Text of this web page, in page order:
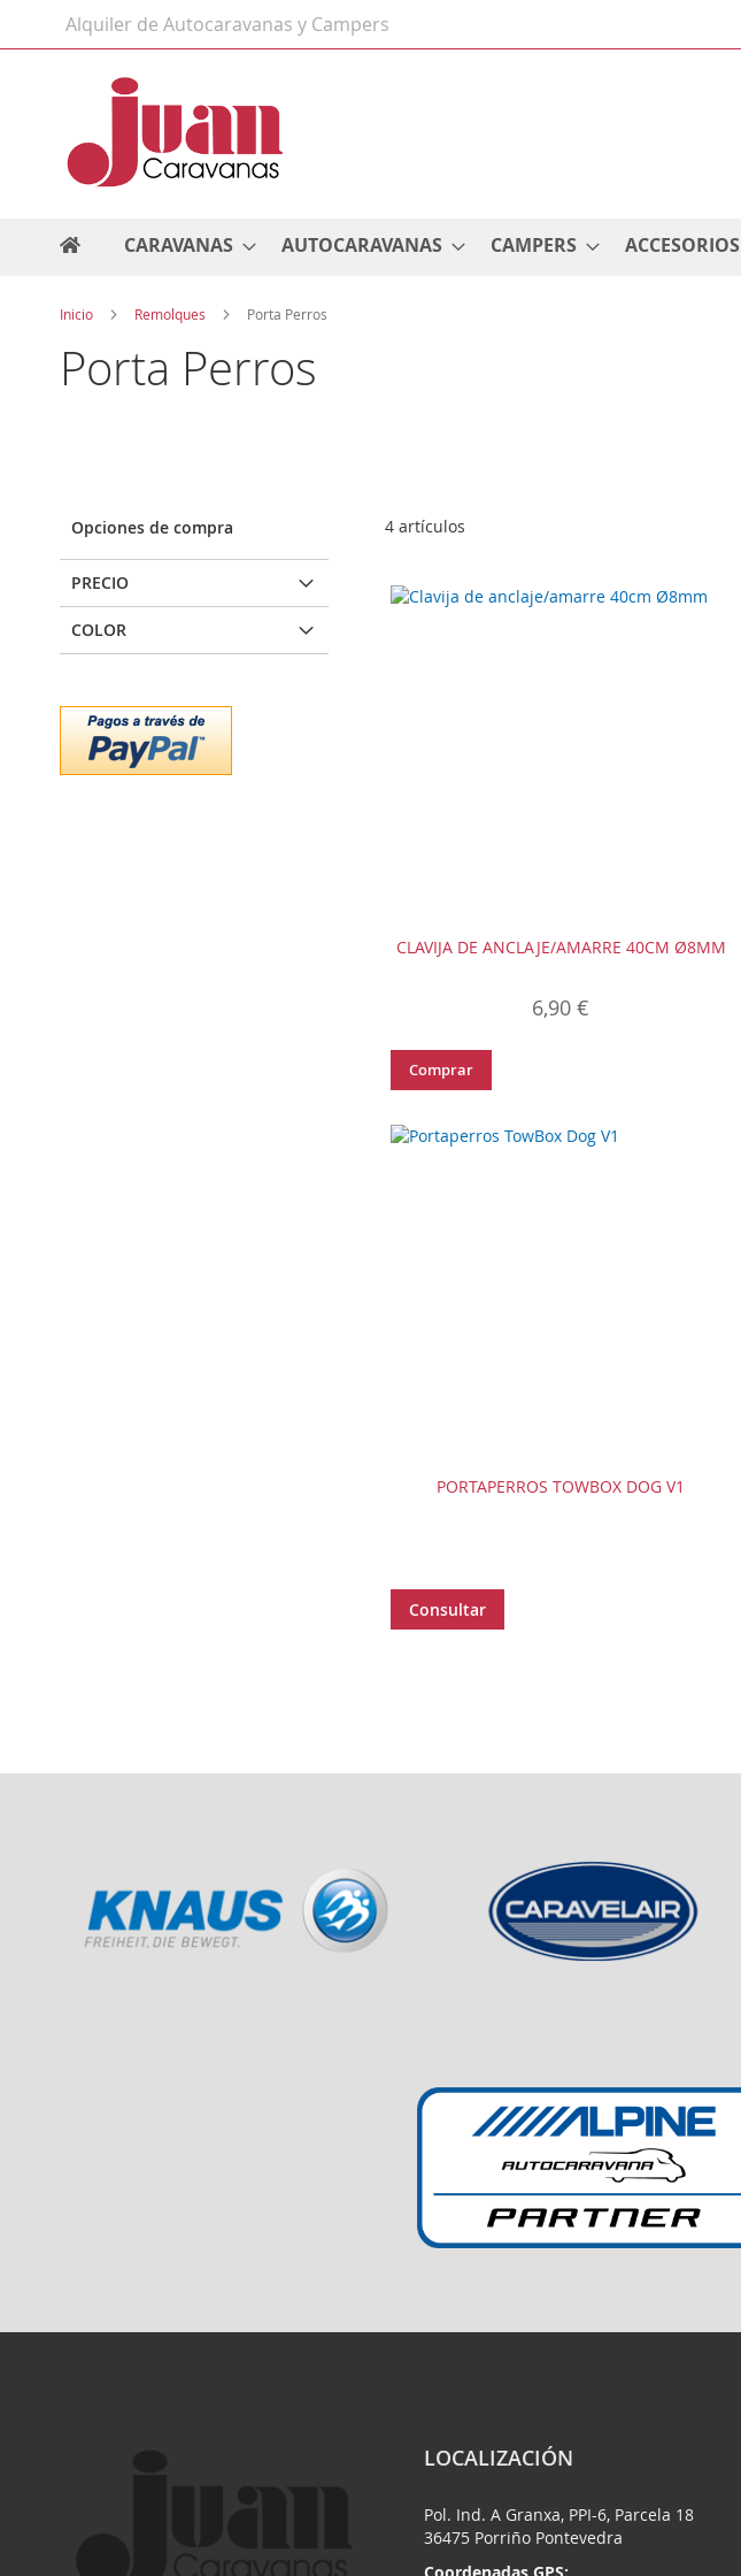
Ir
al
Alquiler de Autocaravanas y Campers
CARAVANAS AUTOCARAVANAS CAMPERS ACCESORIOS
Inicio Remolques Porta Perros
Porta Perros
4 artículos
CLAVIJA DE ANCLAJE/AMARRE 40CM Ø8MM
6,90 €
Comprar
PORTAPERROS TOWBOX DOG V1
Consultar
Opciones de compra
PRECIO
COLOR
LOCALIZACIÓN
Pol. Ind. A Granxa, PPI-6, Parcela 18
36475 Porriño Pontevedra